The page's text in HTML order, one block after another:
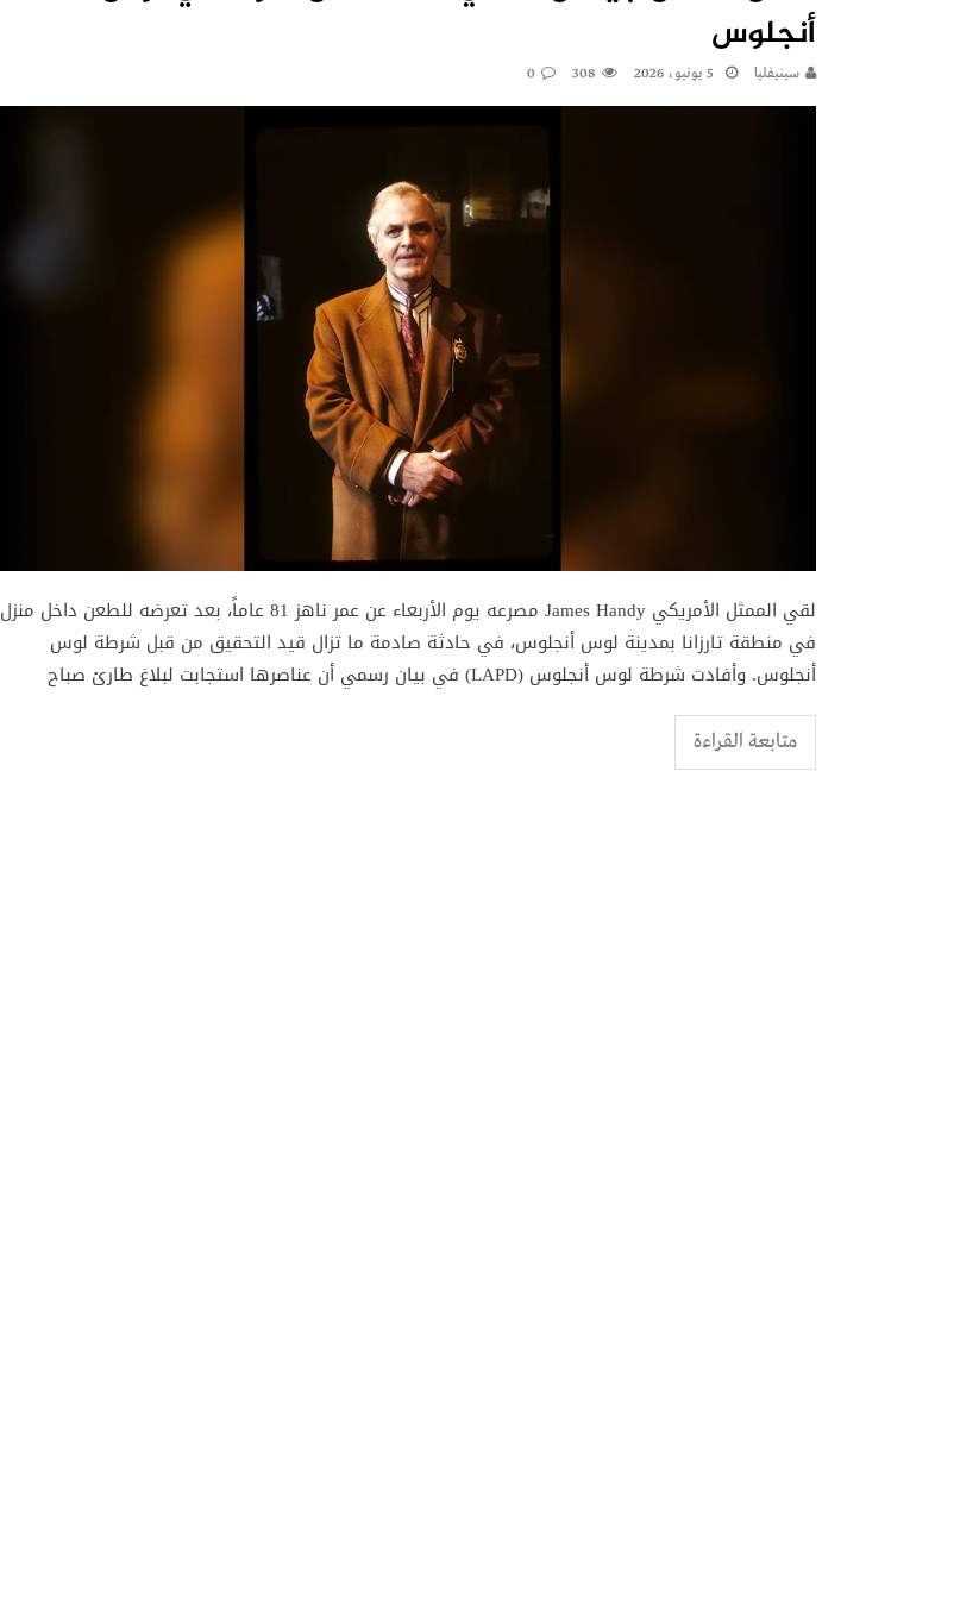
أنجلوس
سينيفليا 5 يونيو، 2026 308
0
لقي الممثل الأمريكي James Handy مصرعه يوم الأربعاء عن عمر ناهز 81 عاماً، بعد تعرضه للطعن داخل منزل
في منطقة تارزانا بمدينة لوس أنجلوس، في حادثة صادمة ما تزال قيد التحقيق من قبل شرطة لوس
أنجلوس. وأفادت شرطة لوس أنجلوس (LAPD) في بيان رسمي أن عناصرها استجابت لبلاغ طارئ صباح
متابعة القراءة